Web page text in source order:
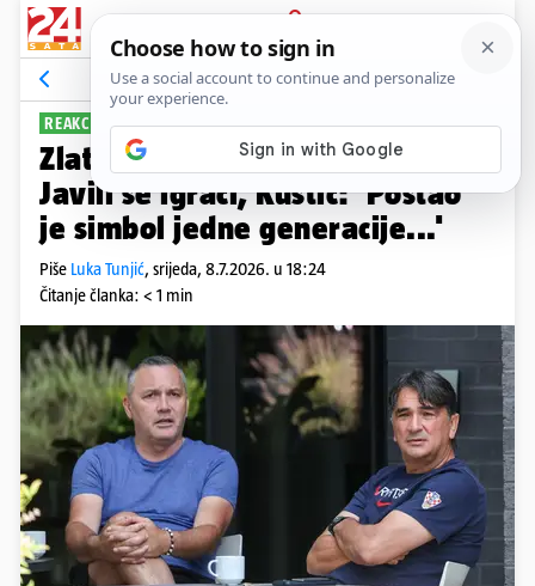
PRIJAVA
Sport Komentari
REAKCIJE NA DALIĆA
Zlatko Dalić više nije izbornik!
Javili se igrači, Kustić: 'Postao
je simbol jedne generacije...'
Piše Luka Tunjić, srijeda, 8.7.2026. u 18:24
Čitanje članka: < 1 min